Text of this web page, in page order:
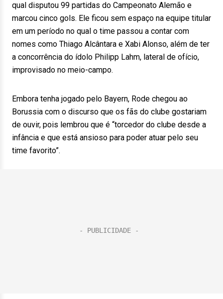
qual disputou 99 partidas do Campeonato Alemão e
marcou cinco gols. Ele ficou sem espaço na equipe titular
em um período no qual o time passou a contar com
nomes como Thiago Alcântara e Xabi Alonso, além de ter
a concorrência do ídolo Philipp Lahm, lateral de ofício,
improvisado no meio-campo.
Embora tenha jogado pelo Bayern, Rode chegou ao
Borussia com o discurso que os fãs do clube gostariam
de ouvir, pois lembrou que é “torcedor do clube desde a
infância e que está ansioso para poder atuar pelo seu
time favorito”.